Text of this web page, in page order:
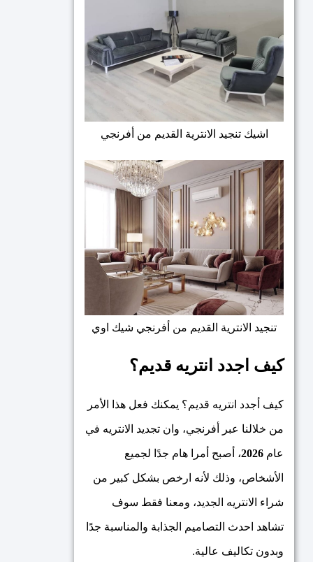
اشيك تنجيد الانترية القديم من أفرنجي
تنجيد الانترية القديم من أفرنجي شيك اوي
كيف اجدد انتريه قديم؟
كيف أجدد انتريه قديم؟ يمكنك فعل هذا الأمر
من خلالنا عبر أفرنجي، وان تجديد الانتريه في
عام 2026، أصبح أمرا هام جدًا لجميع
الأشخاص، وذلك لأنه ارخص بشكل كبير من
شراء الانتريه الجديد، ومعنا فقط سوف
تشاهد احدث التصاميم الجذابة والمناسبة جدًا
وبدون تكاليف عالية.